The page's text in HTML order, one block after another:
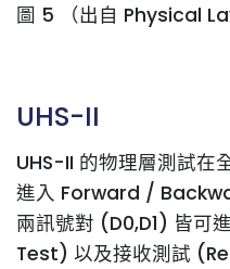
圖 5 （出自 Physical
UHS-II
UHS-II 的物理層測試在
進入 Forward /
兩訊號對 (D0,D1) 皆
Test) 以及接收測試